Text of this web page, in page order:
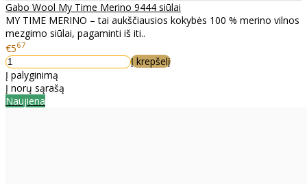
Gabo Wool My Time Merino 9444 siūlai
MY TIME MERINO – tai aukščiausios kokybės 100 % merino vilnos
mezgimo siūlai, pagaminti iš iti..
€567
Į krepšelį
Į palyginimą
Į norų sąrašą
Naujiena